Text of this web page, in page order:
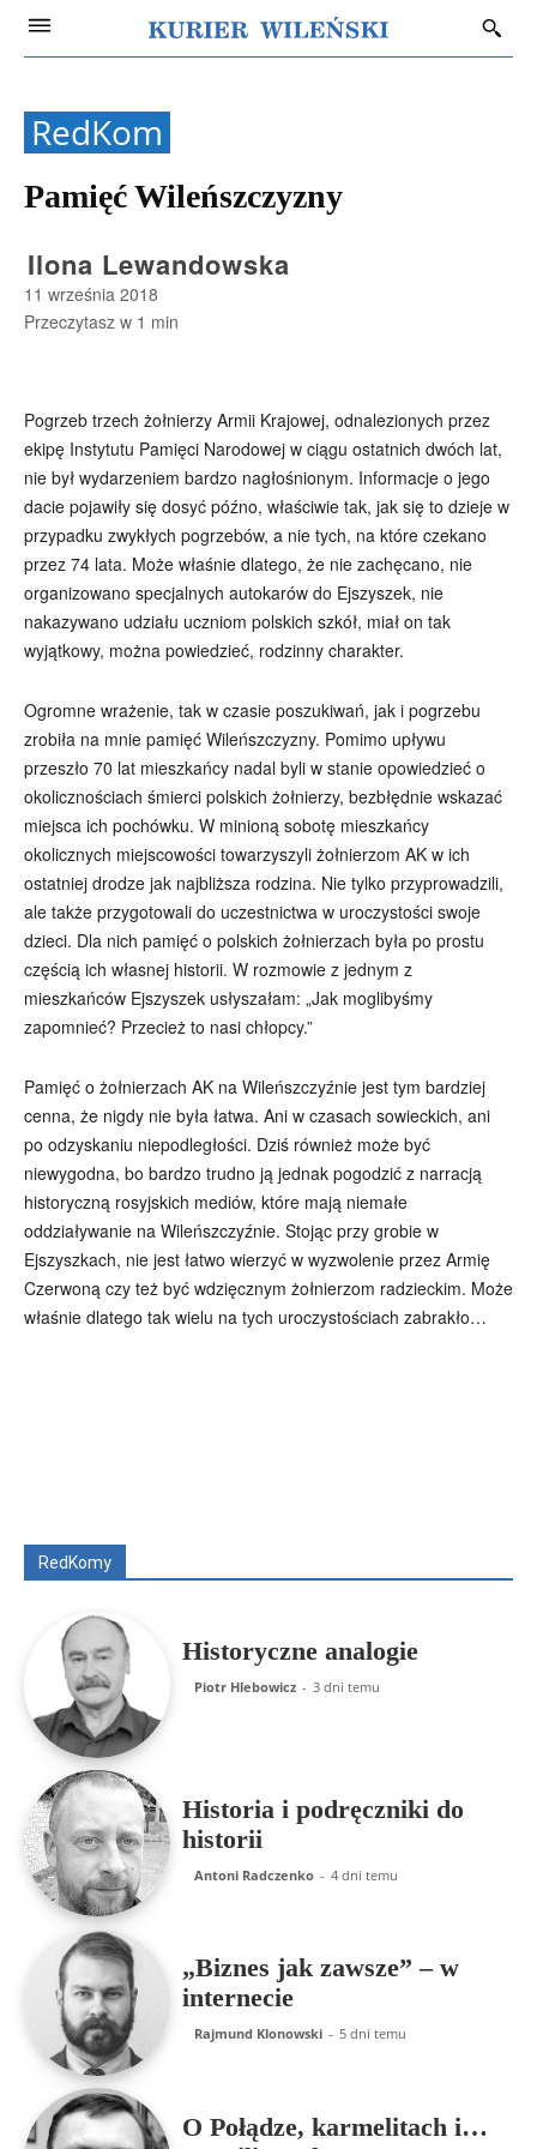
RedKom
Pamięć Wileńszczyzny
Ilona Lewandowska
11 września 2018
Przeczytasz w 1 min
Pogrzeb trzech żołnierzy Armii Krajowej, odnalezionych przez
ekipę Instytutu Pamięci Narodowej w ciągu ostatnich dwóch lat,
nie był wydarzeniem bardzo nagłośnionym. Informacje o jego
dacie pojawiły się dosyć późno, właściwie tak, jak się to dzieje w
przypadku zwykłych pogrzebów, a nie tych, na które czekano
przez 74 lata. Może właśnie dlatego, że nie zachęcano, nie
organizowano specjalnych autokarów do Ejszyszek, nie
nakazywano udziału uczniom polskich szkół, miał on tak
wyjątkowy, można powiedzieć, rodzinny charakter.
Ogromne wrażenie, tak w czasie poszukiwań, jak i pogrzebu
zrobiła na mnie pamięć Wileńszczyzny. Pomimo upływu
przeszło 70 lat mieszkańcy nadal byli w stanie opowiedzieć o
okolicznościach śmierci polskich żołnierzy, bezbłędnie wskazać
miejsca ich pochówku. W minioną sobotę mieszkańcy
okolicznych miejscowości towarzyszyli żołnierzom AK w ich
ostatniej drodze jak najbliższa rodzina. Nie tylko przyprowadzili,
ale także przygotowali do uczestnictwa w uroczystości swoje
dzieci. Dla nich pamięć o polskich żołnierzach była po prostu
częścią ich własnej historii. W rozmowie z jednym z
mieszkańców Ejszyszek usłyszałam: „Jak moglibyśmy
zapomnieć? Przecież to nasi chłopcy.”
Pamięć o żołnierzach AK na Wileńszczyźnie jest tym bardziej
cenna, że nigdy nie była łatwa. Ani w czasach sowieckich, ani
po odzyskaniu niepodległości. Dziś również może być
niewygodna, bo bardzo trudno ją jednak pogodzić z narracją
historyczną rosyjskich mediów, które mają niemałe
oddziaływanie na Wileńszczyźnie. Stojąc przy grobie w
Ejszyszkach, nie jest łatwo wierzyć w wyzwolenie przez Armię
Czerwoną czy też być wdzięcznym żołnierzom radzieckim. Może
właśnie dlatego tak wielu na tych uroczystościach zabrakło…
RedKomy
Historyczne analogie
Piotr Hlebowicz - 3 dni temu
Historia i podręczniki do
historii
Antoni Radczenko - 4 dni temu
„Biznes jak zawsze” – w
internecie
Rajmund Klonowski - 5 dni temu
O Połądze, karmelitach i…